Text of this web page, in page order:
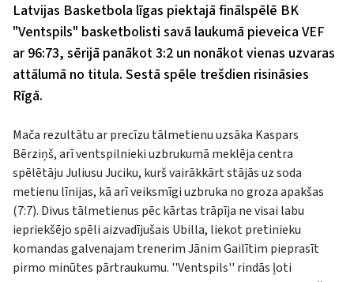
Latvijas Basketbola līgas piektajā finālspēlē BK
"Ventspils" basketbolisti savā laukumā pieveica VEF
ar 96:73, sērijā panākot 3:2 un nonākot vienas uzvaras
attālumā no titula. Sestā spēle trešdien risināsies
Rīgā.
Mača rezultātu ar precīzu tālmetienu uzsāka Kaspars
Bērziņš, arī ventspilnieki uzbrukumā meklēja centra
spēlētāju Juliusu Juciku, kurš vairākkārt stājās uz soda
metienu līnijas, kā arī veiksmīgi uzbruka no groza apakšas
(7:7). Divus tālmetienus pēc kārtas trāpīja ne visai labu
iepriekšējo spēli aizvadījušais Ubilla, liekot pretinieku
komandas galvenajam trenerim Jānim Gailītim pieprasīt
pirmo minūtes pārtraukumu. ''Ventspils'' rindās ļoti